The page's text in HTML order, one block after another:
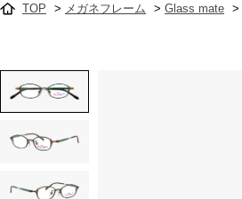
TOP > メガネフレーム > Glass mate >